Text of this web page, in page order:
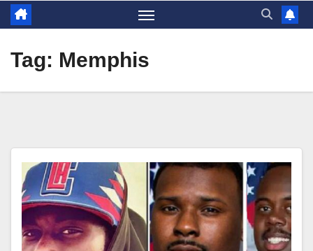
Tag: Memphis